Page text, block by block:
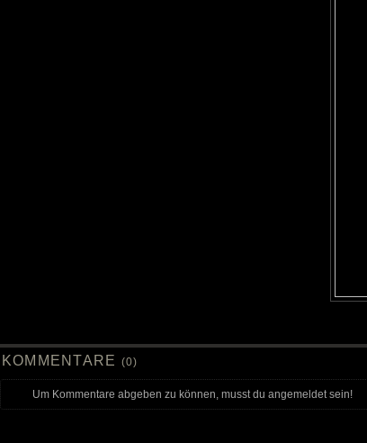
KOMMENTARE (0)
Um Kommentare abgeben zu können, musst du angemeldet sein!